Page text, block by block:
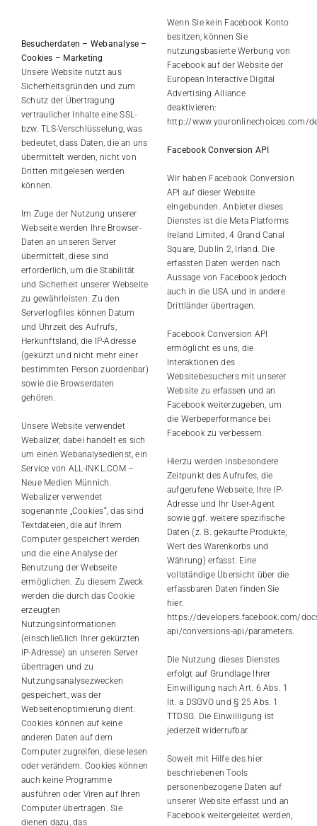
Besucherdaten – Webanalyse –
Cookies – Marketing
Unsere Website nutzt aus
Sicherheitsgründen und zum
Schutz der Übertragung
vertraulicher Inhalte eine SSL-
bzw. TLS-Verschlüsselung, was
bedeutet, dass Daten, die an uns
übermittelt werden, nicht von
Dritten mitgelesen werden
können.
Im Zuge der Nutzung unserer
Webseite werden Ihre Browser-
Daten an unseren Server
übermittelt, diese sind
erforderlich, um die Stabilität
und Sicherheit unserer Webseite
zu gewährleisten. Zu den
Serverlogfiles können Datum
und Uhrzeit des Aufrufs,
Herkunftsland, die IP-Adresse
(gekürzt und nicht mehr einer
bestimmten Person zuordenbar)
sowie die Browserdaten
gehören.
Unsere Website verwendet
Webalizer, dabei handelt es sich
um einen Webanalysedienst, ein
Service von ALL-INKL.COM –
Neue Medien Münnich.
Webalizer verwendet
sogenannte „Cookies“, das sind
Textdateien, die auf Ihrem
Computer gespeichert werden
und die eine Analyse der
Benutzung der Webseite
ermöglichen. Zu diesem Zweck
werden die durch das Cookie
erzeugten
Nutzungsinformationen
(einschließlich Ihrer gekürzten
IP-Adresse) an unseren Server
übertragen und zu
Nutzungsanalysezwecken
gespeichert, was der
Webseitenoptimierung dient.
Cookies können auf keine
anderen Daten auf dem
Computer zugreifen, diese lesen
oder verändern. Cookies können
auch keine Programme
ausführen oder Viren auf Ihren
Computer übertragen. Sie
dienen dazu, das
Wenn Sie kein Facebook Konto
besitzen, können Sie
nutzungsbasierte Werbung von
Facebook auf der Website der
European Interactive Digital
Advertising Alliance
deaktivieren:
http://www.youronlinechoices.com/
Facebook Conversion API
Wir haben Facebook Conversion
API auf dieser Website
eingebunden. Anbieter dieses
Dienstes ist die Meta Platforms
Ireland Limited, 4 Grand Canal
Square, Dublin 2, Irland. Die
erfassten Daten werden nach
Aussage von Facebook jedoch
auch in die USA und in andere
Drittländer übertragen.
Facebook Conversion API
ermöglicht es uns, die
Interaktionen des
Websitebesuchers mit unserer
Website zu erfassen und an
Facebook weiterzugeben, um
die Werbeperformance bei
Facebook zu verbessern.
Hierzu werden insbesondere
Zeitpunkt des Aufrufes, die
aufgerufene Webseite, Ihre IP-
Adresse und Ihr User-Agent
sowie ggf. weitere spezifische
Daten (z. B. gekaufte Produkte,
Wert des Warenkorbs und
Währung) erfasst. Eine
vollständige Übersicht über die
erfassbaren Daten finden Sie
hier:
https://developers.facebook.com/
api/conversions-api/parameters
Die Nutzung dieses Dienstes
erfolgt auf Grundlage Ihrer
Einwilligung nach Art. 6 Abs. 1
lit. a DSGVO und § 25 Abs. 1
TTDSG. Die Einwilligung ist
jederzeit widerrufbar.
Soweit mit Hilfe des hier
beschriebenen Tools
personenbezogene Daten auf
unserer Website erfasst und an
Facebook weitergeleitet werden,